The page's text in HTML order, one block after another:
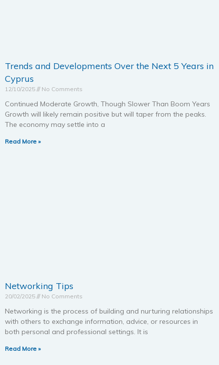
Trends and Developments Over the Next 5 Years in
Cyprus
12/10/2025 No Comments
Continued Moderate Growth, Though Slower Than Boom Years
Growth will likely remain positive but will taper from the peaks.
The economy may settle into a
Read More »
Networking Tips
20/02/2025 No Comments
Networking is the process of building and nurturing relationships
with others to exchange information, advice, or resources in
both personal and professional settings. It is
Read More »